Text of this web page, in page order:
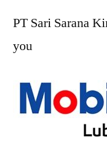
PT Sari Sarana
you